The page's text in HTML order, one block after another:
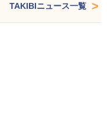
TAKIBIニュース一覧